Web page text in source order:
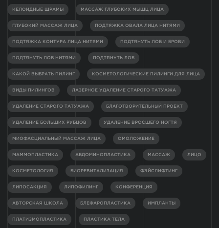
КЕЛОИДНЫЕ ШРАМЫ МАССАЖ ГЛУБОКИХ МЫШЦ ЛИЦА
ГЛУБОКИЙ МАССАЖ ЛИЦА ПОДТЯЖКА ОВАЛА ЛИЦА НИТЯМИ
ПОДТЯЖКА КОНТУРА ЛИЦА НИТЯМИ ПОДТЯНУТЬ ЛОБ И БРОВИ
ПОДТЯНУТЬ ЛОБ НИТЯМИ ПОДТЯНУТЬ ЛОБ
КАКОЙ ВЫБРАТЬ ПИЛИНГ КОСМЕТОЛОГИЧЕСКИЕ ПИЛИНГИ ДЛЯ ЛИЦА
ВИДЫ ПИЛИНГОВ ЛАЗЕРНОЕ УДАЛЕНИЕ СТАРОГО ТАТУАЖА
УДАЛЕНИЕ СТАРОГО ТАТУАЖА БЛАГОТВОРИТЕЛЬНЫЙ ПРОЕКТ
УДАЛЕНИЕ БОЛЬШИХ РУБЦОВ УДАЛЕНИЕ ВРОСШЕГО НОГТЯ
МИОФАСЦИАЛЬНЫЙ МАССАЖ ЛИЦА ОМОЛОЖЕНИЕ
МАММОПЛАСТИКА АБДОМИНОПЛАСТИКА МАССАЖ ЛИЦО
КОСМЕТОЛОГИЯ БИОРЕВИТАЛИЗАЦИЯ ФЭЙСЛИФТИНГ
ЛИПОСАКЦИЯ ЛИПОФИЛИНГ КОНФЕРЕНЦИЯ
АВТОРСКАЯ ШКОЛА БЛЕФАРОПЛАСТИКА ИМПЛАНТЫ
ПЛАТИЗМОПЛАСТИКА ПЛАСТИКА ТЕЛА